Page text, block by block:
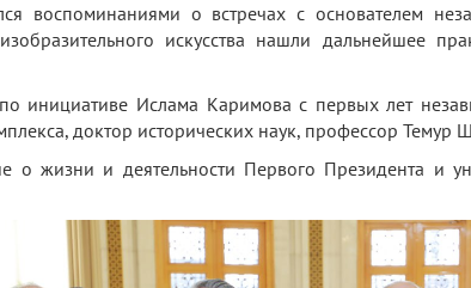
воспоминаниями о встречах с основателем
искусства нашли дальнейшее
инициативе Ислама Каримова с первых лет
доктор исторических наук, профессор Темур
жизни и деятельности Первого Президента и